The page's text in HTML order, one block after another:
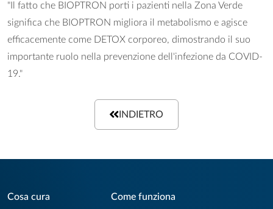
"Il fatto che BIOPTRON porti i pazienti nella Zona Verde
significa che BIOPTRON migliora il metabolismo e agisce
efficacemente come DETOX corporeo, dimostrando il suo
importante ruolo nella prevenzione dell'infezione da COVID-
19."
INDIETRO
Cosa cura Come funziona